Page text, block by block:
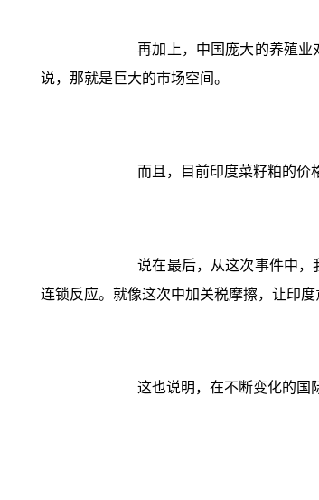
再加上，中国庞大的养殖
说，那就是巨大的市场空间。
而且，目前印度菜籽粕的价
说在最后，从这次事件中
连锁反应。就像这次中加关税摩擦，让印
这也说明，在不断变化的国